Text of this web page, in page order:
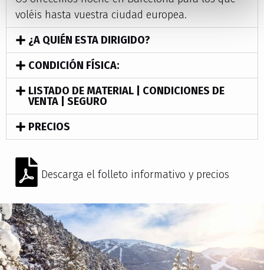
voléis hasta vuestra ciudad europea.
¿A QUIÉN ESTA DIRIGIDO?
CONDICIÓN FÍSICA:
LISTADO DE MATERIAL | CONDICIONES DE
VENTA | SEGURO
PRECIOS
Descarga el folleto informativo y precios